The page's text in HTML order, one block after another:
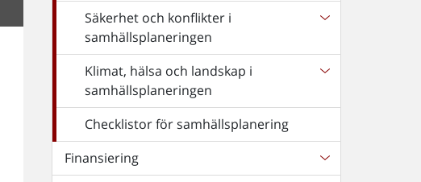
Säkerhet och konflikter i
samhällsplaneringen
Klimat, hälsa och landskap i
samhällsplaneringen
Checklistor för samhällsplanering
Finansiering